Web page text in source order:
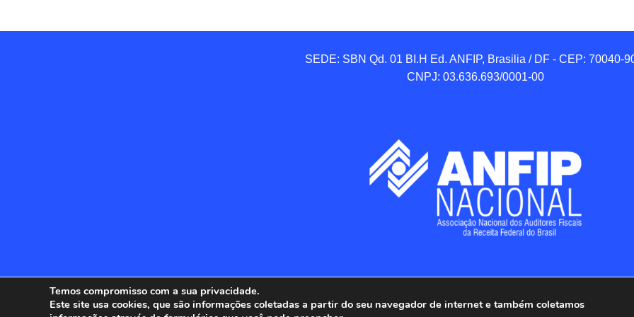
SEDE: SBN Qd. 01 BI.H Ed. ANFIP, Brasilia / DF - CEP: 70040-
CNPJ: 03.636.693/0001-00
Temos compromisso com a sua privacidade.
Este site usa cookies, que são informações coletadas a partir do seu navegador de internet e também coletamos